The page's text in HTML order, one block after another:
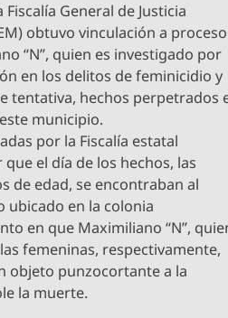
General de Justicia
obtuvo vinculación a proceso
“N”, quien es investigado por
en los delitos de feminicidio y
tentativa, hechos perpetrados
municipio.
por la Fiscalía estatal
el día de los hechos, las
de edad, se encontraban al
en la colonia
en que Maximiliano “N”,
femeninas, respectivamente,
objeto punzocortante a la
la muerte.